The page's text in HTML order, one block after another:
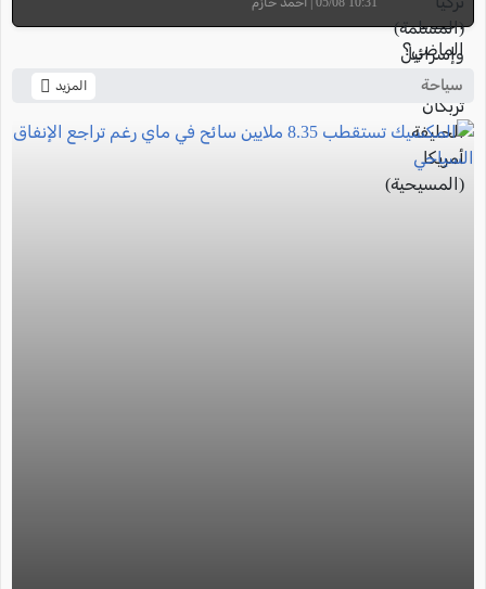
سياحة المزيد